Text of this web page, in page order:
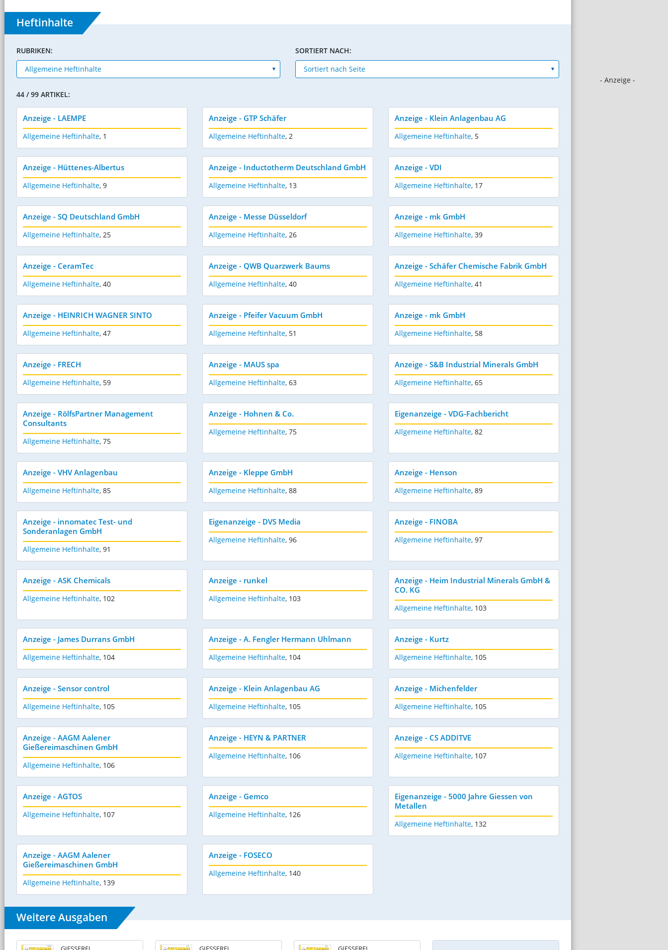
- Anzeige -
Heftinhalte
RUBRIKEN: SORTIERT NACH:
44 / 99 ARTIKEL:
Anzeige - LAEMPE
Allgemeine Heftinhalte, 1
Anzeige - GTP Schäfer
Allgemeine Heftinhalte, 2
Anzeige - Klein Anlagenbau AG
Allgemeine Heftinhalte, 5
Anzeige - Hüttenes-Albertus
Allgemeine Heftinhalte, 9
Anzeige - Inductotherm Deutschland GmbH
Allgemeine Heftinhalte, 13
Anzeige - VDI
Allgemeine Heftinhalte, 17
Anzeige - SQ Deutschland GmbH
Allgemeine Heftinhalte, 25
Anzeige - Messe Düsseldorf
Allgemeine Heftinhalte, 26
Anzeige - mk GmbH
Allgemeine Heftinhalte, 39
Anzeige - CeramTec
Allgemeine Heftinhalte, 40
Anzeige - QWB Quarzwerk Baums
Allgemeine Heftinhalte, 40
Anzeige - Schäfer Chemische Fabrik GmbH
Allgemeine Heftinhalte, 41
Anzeige - HEINRICH WAGNER SINTO
Allgemeine Heftinhalte, 47
Anzeige - Pfeifer Vacuum GmbH
Allgemeine Heftinhalte, 51
Anzeige - mk GmbH
Allgemeine Heftinhalte, 58
Anzeige - FRECH
Allgemeine Heftinhalte, 59
Anzeige - MAUS spa
Allgemeine Heftinhalte, 63
Anzeige - S&B Industrial Minerals GmbH
Allgemeine Heftinhalte, 65
Anzeige - RölfsPartner Management
Consultants
Allgemeine Heftinhalte, 75
Anzeige - Hohnen & Co.
Allgemeine Heftinhalte, 75
Eigenanzeige - VDG-Fachbericht
Allgemeine Heftinhalte, 82
Anzeige - VHV Anlagenbau
Allgemeine Heftinhalte, 85
Anzeige - Kleppe GmbH
Allgemeine Heftinhalte, 88
Anzeige - Henson
Allgemeine Heftinhalte, 89
Anzeige - innomatec Test- und
Sonderanlagen GmbH
Allgemeine Heftinhalte, 91
Eigenanzeige - DVS Media
Allgemeine Heftinhalte, 96
Anzeige - FINOBA
Allgemeine Heftinhalte, 97
Anzeige - ASK Chemicals
Allgemeine Heftinhalte, 102
Anzeige - runkel
Allgemeine Heftinhalte, 103
Anzeige - Heim Industrial Minerals GmbH &
CO. KG
Allgemeine Heftinhalte, 103
Anzeige - James Durrans GmbH
Allgemeine Heftinhalte, 104
Anzeige - A. Fengler Hermann Uhlmann
Allgemeine Heftinhalte, 104
Anzeige - Kurtz
Allgemeine Heftinhalte, 105
Anzeige - Sensor control
Allgemeine Heftinhalte, 105
Anzeige - Klein Anlagenbau AG
Allgemeine Heftinhalte, 105
Anzeige - Michenfelder
Allgemeine Heftinhalte, 105
Anzeige - AAGM Aalener
Gießereimaschinen GmbH
Allgemeine Heftinhalte, 106
Anzeige - HEYN & PARTNER
Allgemeine Heftinhalte, 106
Anzeige - CS ADDITVE
Allgemeine Heftinhalte, 107
Anzeige - AGTOS
Allgemeine Heftinhalte, 107
Anzeige - Gemco
Allgemeine Heftinhalte, 126
Eigenanzeige - 5000 Jahre Giessen von
Metallen
Allgemeine Heftinhalte, 132
Anzeige - AAGM Aalener
Gießereimaschinen GmbH
Allgemeine Heftinhalte, 139
Anzeige - FOSECO
Allgemeine Heftinhalte, 140
Weitere Ausgaben